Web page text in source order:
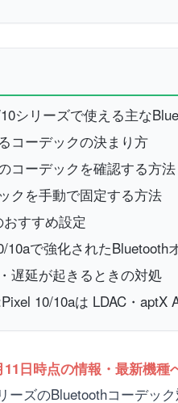
シリーズで使える主な
コーデックの決まり方
コーデックを確認する方法
クを手動で固定する方法
おすすめ設定
10aで強化されたBluetooth
遅延が起きるときの対処
10/10aは LDAC・
11日時点の情報・最新機種
ーズのBluetoothコーデッ